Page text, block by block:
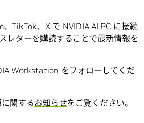
、 TikTok、 X で NVIDIA AI PC に接続
レターを購読することで最新情報を
Workstation をフォローしてくだ
関するお知らせをご覧ください。